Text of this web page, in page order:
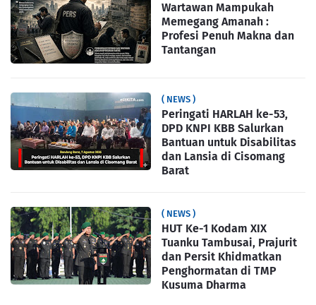
Wartawan Mampukah
Memegang Amanah :
Profesi Penuh Makna dan
Tantangan
( NEWS )
Peringati HARLAH ke-53,
DPD KNPI KBB Salurkan
Bantuan untuk Disabilitas
dan Lansia di Cisomang
Barat
( NEWS )
HUT Ke-1 Kodam XIX
Tuanku Tambusai, Prajurit
dan Persit Khidmatkan
Penghormatan di TMP
Kusuma Dharma